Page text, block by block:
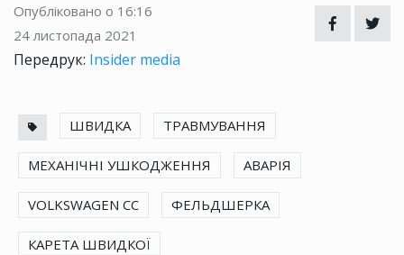
Опубліковано о 16:16
24 листопада 2021
Передрук: Insider media
ШВИДКА ТРАВМУВАННЯ
МЕХАНІЧНІ УШКОДЖЕННЯ АВАРІЯ
VOLKSWAGEN CC ФЕЛЬДШЕРКА
КАРЕТА ШВИДКОЇ